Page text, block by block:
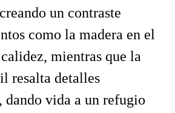
un contraste
como la madera en el
mientras que la
resalta detalles
dando vida a un refugio